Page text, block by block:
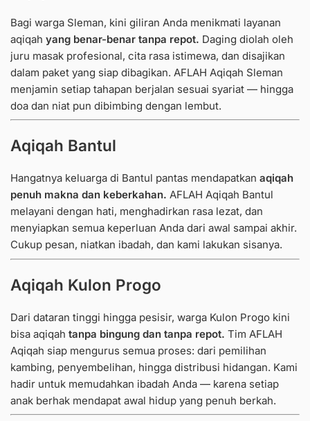
Bagi warga Sleman, kini giliran Anda menikmati layanan
aqiqah yang benar-benar tanpa repot. Daging diolah oleh
juru masak profesional, cita rasa istimewa, dan disajikan
dalam paket yang siap dibagikan. AFLAH Aqiqah Sleman
menjamin setiap tahapan berjalan sesuai syariat — hingga
doa dan niat pun dibimbing dengan lembut.
Aqiqah Bantul
Hangatnya keluarga di Bantul pantas mendapatkan aqiqah
penuh makna dan keberkahan. AFLAH Aqiqah Bantul
melayani dengan hati, menghadirkan rasa lezat, dan
menyiapkan semua keperluan Anda dari awal sampai akhir.
Cukup pesan, niatkan ibadah, dan kami lakukan sisanya.
Aqiqah Kulon Progo
Dari dataran tinggi hingga pesisir, warga Kulon Progo kini
bisa aqiqah tanpa bingung dan tanpa repot. Tim AFLAH
Aqiqah siap mengurus semua proses: dari pemilihan
kambing, penyembelihan, hingga distribusi hidangan. Kami
hadir untuk memudahkan ibadah Anda — karena setiap
anak berhak mendapat awal hidup yang penuh berkah.